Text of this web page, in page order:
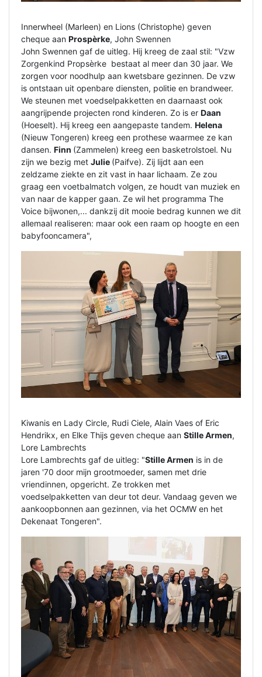
Innerwheel (Marleen) en Lions (Christophe) geven
cheque aan Prospèrke, John Swennen
John Swennen gaf de uitleg. Hij kreeg de zaal stil: "Vzw
Zorgenkind Propsèrke bestaat al meer dan 30 jaar. We
zorgen voor noodhulp aan kwetsbare gezinnen. De vzw
is ontstaan uit openbare diensten, politie en brandweer.
We steunen met voedselpakketten en daarnaast ook
aangrijpende projecten rond kinderen. Zo is er Daan
(Hoeselt). Hij kreeg een aangepaste tandem. Helena
(Nieuw Tongeren) kreeg een prothese waarmee ze kan
dansen. Finn (Zammelen) kreeg een basketrolstoel. Nu
zijn we bezig met Julie (Paifve). Zij lijdt aan een
zeldzame ziekte en zit vast in haar lichaam. Ze zou
graag een voetbalmatch volgen, ze houdt van muziek en
van naar de kapper gaan. Ze wil het programma The
Voice bijwonen,... dankzij dit mooie bedrag kunnen we dit
allemaal realiseren: maar ook een raam op hoogte en een
babyfooncamera",
Kiwanis en Lady Circle, Rudi Ciele, Alain Vaes of Eric
Hendrikx, en Elke Thijs geven cheque aan Stille Armen,
Lore Lambrechts
Lore Lambrechts gaf de uitleg: "Stille Armen is in de
jaren '70 door mijn grootmoeder, samen met drie
vriendinnen, opgericht. Ze trokken met
voedselpakketten van deur tot deur. Vandaag geven we
aankoopbonnen aan gezinnen, via het OCMW en het
Dekenaat Tongeren".